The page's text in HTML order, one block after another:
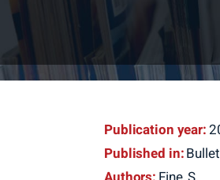
Publication year:
Published in: